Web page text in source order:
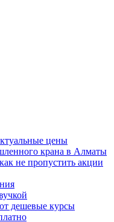
цены
крана в Алматы
не пропустить акции
дешевые курсы